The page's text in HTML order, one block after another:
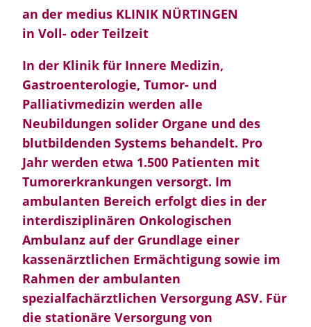
an der medius KLINIK NÜRTINGEN
in Voll- oder Teilzeit
In der Klinik für Innere Medizin,
Gastroenterologie, Tumor- und
Palliativmedizin werden alle
Neubildungen solider Organe und des
blutbildenden Systems behandelt. Pro
Jahr werden etwa 1.500 Patienten mit
Tumorerkrankungen versorgt. Im
ambulanten Bereich erfolgt dies in der
interdisziplinären Onkologischen
Ambulanz auf der Grundlage einer
kassenärztlichen Ermächtigung sowie im
Rahmen der ambulanten
spezialfachärztlichen Versorgung ASV. Für
die stationäre Versorgung von